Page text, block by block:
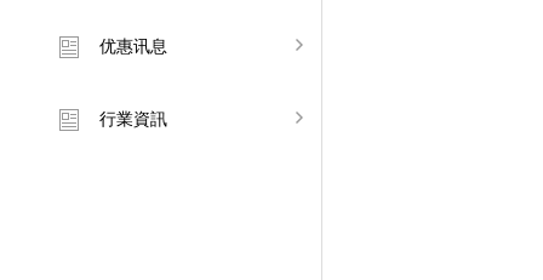
优惠讯息
行業資訊